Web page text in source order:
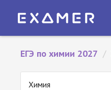
ЕГЭ по химии 2027 /
Химия